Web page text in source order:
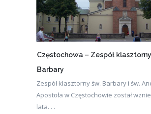
Częstochowa – Zespół
Barbary
Zespół klasztorny św. Barbary i św.
Apostoła w Częstochowie został
lata. . .